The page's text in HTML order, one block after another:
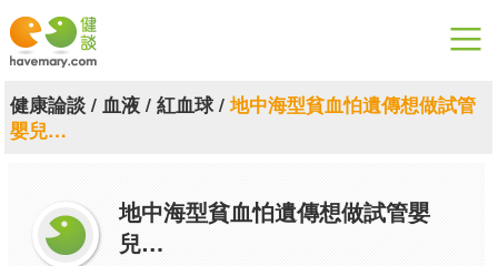
漫漫健康
關於健談
聯絡我們
健康論談/ 血液/ 紅血球/ 地中海型貧血怕遺傳想做試管
嬰兒…
地中海型貧血怕遺傳想做試管嬰
兒…